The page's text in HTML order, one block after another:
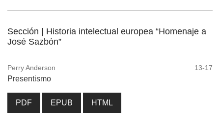
Sección | Historia intelectual europea “Homenaje a
José Sazbón”
Perry Anderson 13-17
Presentismo
PDF EPUB HTML